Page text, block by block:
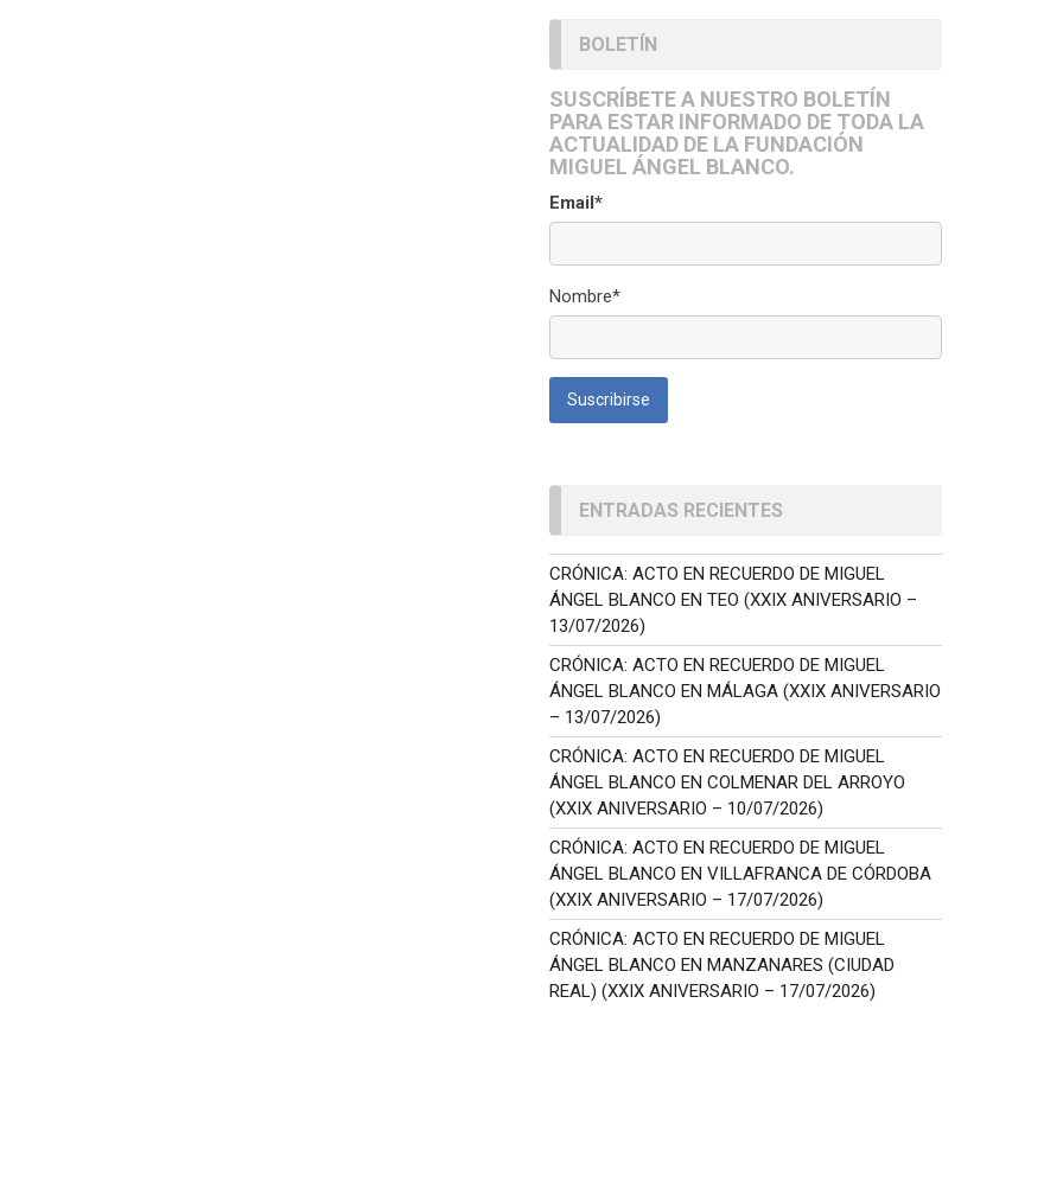
BOLETÍN
SUSCRÍBETE A NUESTRO BOLETÍN
PARA ESTAR INFORMADO DE TODA LA
ACTUALIDAD DE LA FUNDACIÓN
MIGUEL ÁNGEL BLANCO.
Email*
Nombre*
ENTRADAS RECIENTES
CRÓNICA: ACTO EN RECUERDO DE MIGUEL
ÁNGEL BLANCO EN TEO (XXIX ANIVERSARIO –
13/07/2026)
CRÓNICA: ACTO EN RECUERDO DE MIGUEL
ÁNGEL BLANCO EN MÁLAGA (XXIX ANIVERSARIO
– 13/07/2026)
CRÓNICA: ACTO EN RECUERDO DE MIGUEL
ÁNGEL BLANCO EN COLMENAR DEL ARROYO
(XXIX ANIVERSARIO – 10/07/2026)
CRÓNICA: ACTO EN RECUERDO DE MIGUEL
ÁNGEL BLANCO EN VILLAFRANCA DE CÓRDOBA
(XXIX ANIVERSARIO – 17/07/2026)
CRÓNICA: ACTO EN RECUERDO DE MIGUEL
ÁNGEL BLANCO EN MANZANARES (CIUDAD
REAL) (XXIX ANIVERSARIO – 17/07/2026)